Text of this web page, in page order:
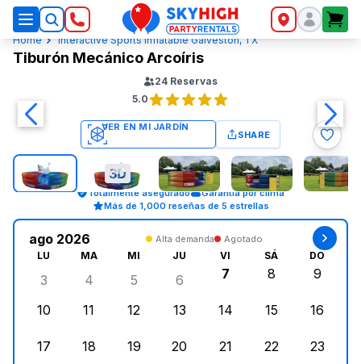
SkyHigh Logo
Home Interactive Sports Inflatable Galveston, TX
Tiburón Mecánico Arcoíris
24 Reservas
5.0
SHARE
Totalmente asegurado
Garantía por clima
Más de 1,000 reseñas de 5 estrellas
ago 2026 Alta demanda Agotado
LU MA MI JU VI SÁ DO
lunes, agosto 3, 2026
3
martes, agosto 4, 2026
4
miércoles, agosto 5, 2026
5
jueves, agosto 6, 2026
6
7
8
9
10
11
12
13
14
15
16
17
18
19
20
21
22
23